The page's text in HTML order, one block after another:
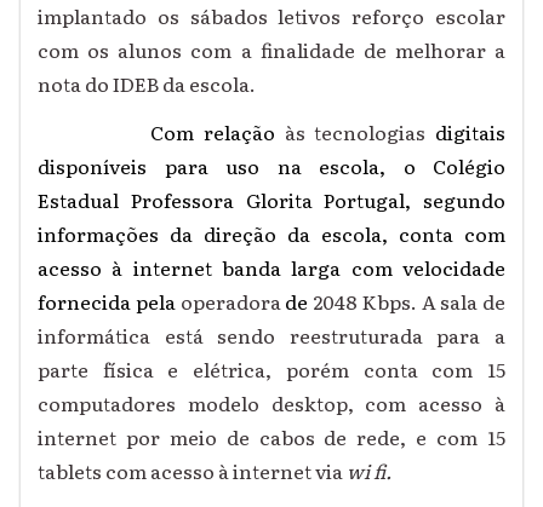
implantado os sábados letivos reforço escolar
com os alunos com a finalidade de melhorar a
nota do IDEB da escola.
Com relação às tecnologias digitais
disponíveis para uso na escola, o Colégio
Estadual Professora Glorita Portugal, segundo
informações da direção da escola, conta com
acesso à internet banda larga com velocidade
fornecida pela operadorade 2048 Kbps. A sala de
informática está sendo reestruturada para a
parte física e elétrica, porém conta com 15
computadores modelo desktop, com acesso à
internet por meio de cabos de rede, e com 15
tablets com acesso à internet via wi fi.